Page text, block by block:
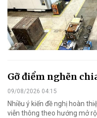
Gỡ điểm nghẽn
09/08/2026 04:15
Nhiều ý kiến đề nghị hoàn
viễn thông theo hướng mở